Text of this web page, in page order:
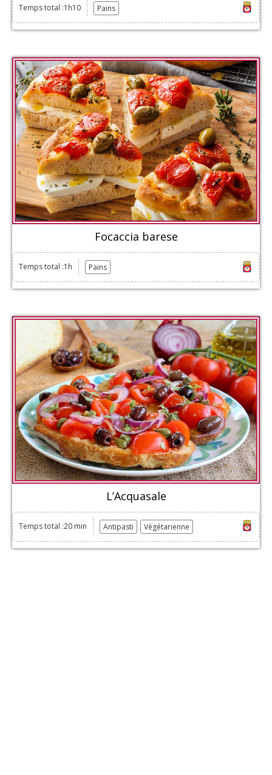
Temps total :1h10 Pains
Focaccia barese
Temps total :1h Pains
L’Acquasale
Temps total :20 min Antipasti Végétarienne